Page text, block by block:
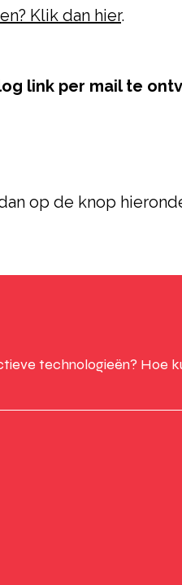
Klik dan hier.
link per mail te
op de knop
technologieën? Hoe